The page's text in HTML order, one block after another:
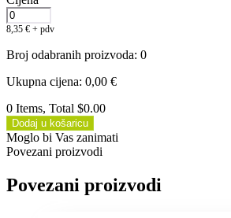
8,35 € + pdv
Broj odabranih proizvoda: 0
Ukupna cijena: 0,00 €
0 Items, Total $0.00
Dodaj u košaricu
Moglo bi Vas zanimati
Povezani proizvodi
Povezani proizvodi